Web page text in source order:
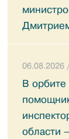
06.08.2026
В
области